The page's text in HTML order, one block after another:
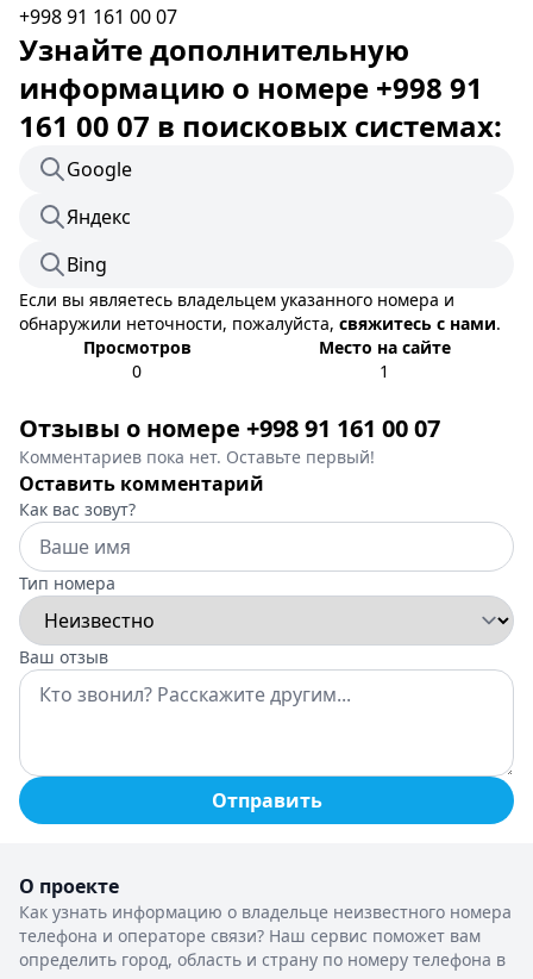
+998 91 161 00 07
Узнайте дополнительную
информацию о номере +998 91
161 00 07 в поисковых системах:
Google
Яндекс
Bing
Если вы являетесь владельцем указанного номера и
обнаружили неточности, пожалуйста, свяжитесь с нами.
Просмотров
0
Место на сайте
1
Отзывы о номере +998 91 161 00 07
Комментариев пока нет. Оставьте первый!
Оставить комментарий
Как вас зовут?
Тип номера
Ваш отзыв
Отправить
О проекте
Как узнать информацию о владельце неизвестного номера
телефона и операторе связи? Наш сервис поможет вам
определить город, область и страну по номеру телефона в